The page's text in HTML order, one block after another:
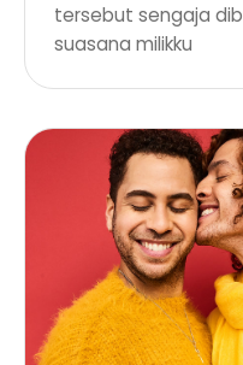
tersebut sengaja
suasana milikku